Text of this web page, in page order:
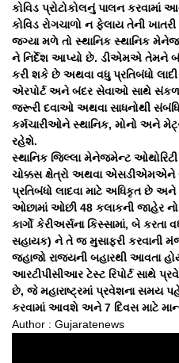
કોવિડ પ્રોટોકોલનું પાલન કરવામાં
કોવિડ રોગચાળો ન ફેલાય તેની
જગ્યા મળે તો સ્થાનિક સ્થાનિક
ને નિર્દેશ આપ્યો છે. ડીએમએ તેમને
કરી શકે છે અથવા વધુ પ્રતિબંધો
એરપોર્ટ અને બંદર સેવાઓ સાથે
જરૂરી દવાઓ અથવા સાધનોથી
કર્મચારીઓને સ્થાનિક, મોનો અને
રહેશે.
સ્થાનિક જિલ્લા મેનેજમેન્ટ
ચોક્કસ ક્ષેત્રો અથવા એસડીએમએને
પ્રતિબંધો લાદવા માટે અધિકૃત છે
ઓછામાં ઓછી 48 કલાકની જાહેર
કાર્ગો કેરીઅર્સના કિસ્સામાં, બે કરતા
સહાયક) ને તે જ મુસાફરી કરવાની
જહાજો રાજ્યની બહારથી આવતા
આરટીપીસીઆર ટેસ્ટ રિપોર્ટ સાથે
છે, જે મહારાષ્ટ્રમાં પ્રવેશના સમય
કરવામાં આવશે અને 7 દિવસ માટે
Author : Gujaratenews